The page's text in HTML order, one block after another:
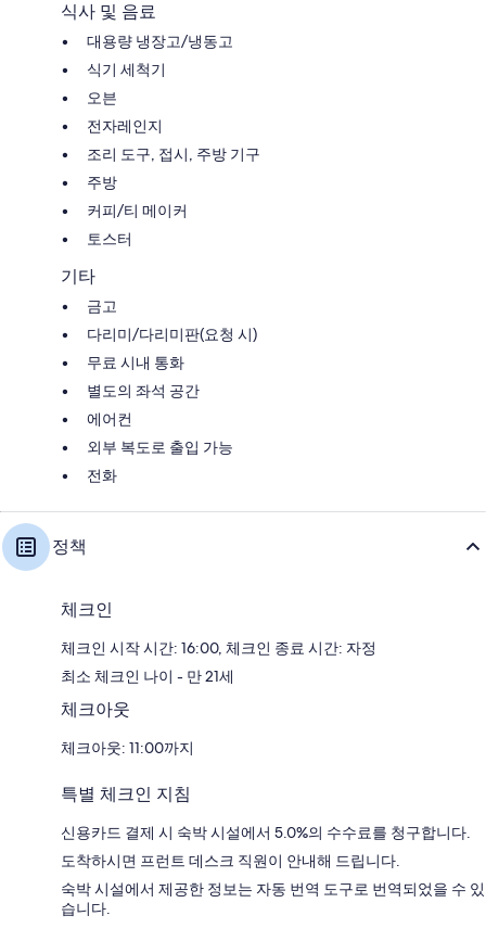
식사 및 음료
대용량 냉장고/냉동고
식기 세척기
오븐
전자레인지
조리 도구, 접시, 주방 기구
주방
커피/티 메이커
토스터
기타
금고
다리미/다리미판(요청 시)
무료 시내 통화
별도의 좌석 공간
에어컨
외부 복도로 출입 가능
전화
정책
체크인
체크인 시작 시간: 16:00, 체크인 종료 시간: 자정
최소 체크인 나이 - 만 21세
체크아웃
체크아웃: 11:00까지
특별 체크인 지침
신용카드 결제 시 숙박 시설에서 5.0%의 수수료를 청구합니다.
도착하시면 프런트 데스크 직원이 안내해 드립니다.
숙박 시설에서 제공한 정보는 자동 번역 도구로 번역되었을 수 있
습니다.